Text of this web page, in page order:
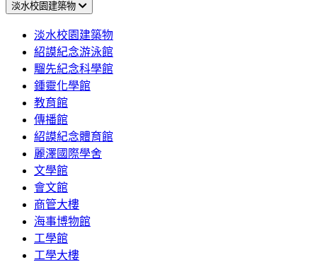
淡水校園建築物
淡水校園建築物
紹謨紀念游泳館
騮先紀念科學館
鍾靈化學館
教育館
傳播館
紹謨紀念體育館
麗澤國際學舍
文學館
會文館
商管大樓
海事博物館
工學館
工學大樓